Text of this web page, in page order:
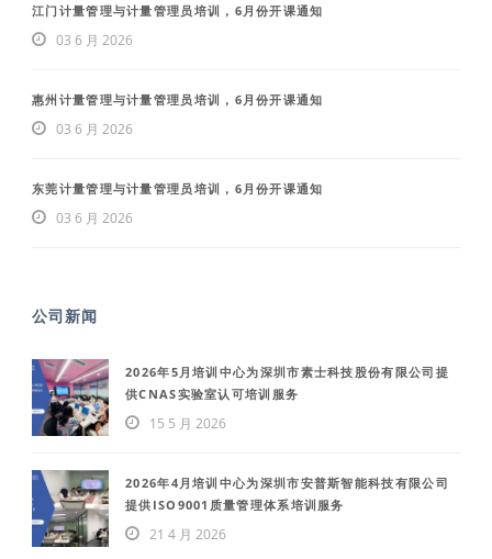
江门计量管理与计量管理员培训，6月份开课通知
03 6 月 2026
惠州计量管理与计量管理员培训，6月份开课通知
03 6 月 2026
东莞计量管理与计量管理员培训，6月份开课通知
03 6 月 2026
公司新闻
2026年5月培训中心为深圳市素士科技股份有限公司提
供CNAS实验室认可培训服务
15 5 月 2026
2026年4月培训中心为深圳市安普斯智能科技有限公司
提供ISO9001质量管理体系培训服务
21 4 月 2026